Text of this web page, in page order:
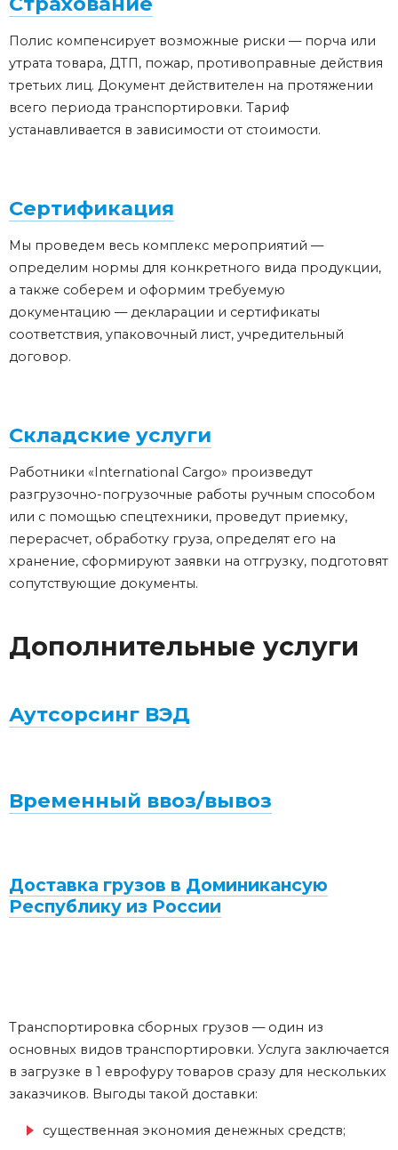
Полис компенсирует возможные риски — порча или
утрата товара, ДТП, пожар, противоправные действия
третьих лиц. Документ действителен на протяжении
всего периода транспортировки. Тариф
устанавливается в зависимости от стоимости.
Сертификация
Мы проведем весь комплекс мероприятий —
определим нормы для конкретного вида продукции,
а также соберем и оформим требуемую
документацию — декларации и сертификаты
соответствия, упаковочный лист, учредительный
договор.
Складские услуги
Работники «International Cargo» произведут
разгрузочно-погрузочные работы ручным способом
или с помощью спецтехники, проведут приемку,
перерасчет, обработку груза, определят его на
хранение, сформируют заявки на отгрузку, подготовят
сопутствующие документы.
Дополнительные услуги
Аутсорсинг ВЭД
Временный ввоз/вывоз
Доставка грузов в Доминикансую
Республику из России
Транспортировка сборных грузов — один из
основных видов транспортировки. Услуга заключается
в загрузке в 1 еврофуру товаров сразу для нескольких
заказчиков. Выгоды такой доставки:
существенная экономия денежных средств;